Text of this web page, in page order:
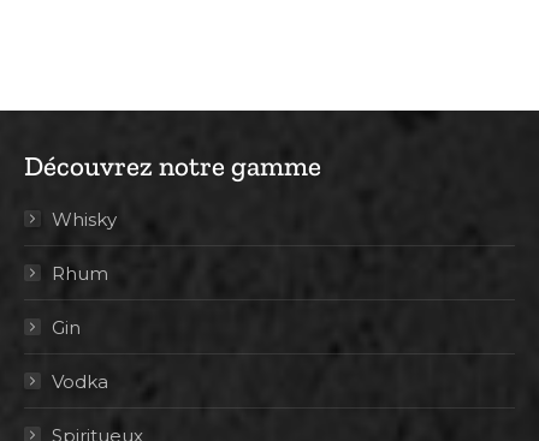
Découvrez notre gamme
Whisky
Rhum
Gin
Vodka
Spiritueux